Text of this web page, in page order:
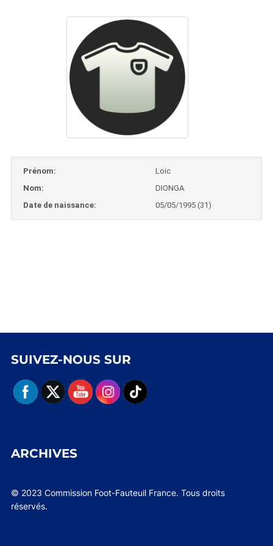
Prénom:
Loic
Nom:
DIONGA
Date de naissance:
05/05/1995 (31)
SUIVEZ-NOUS SUR
ARCHIVES
© 2023 Commission Foot-Fauteuil France. Tous droits
réservés.